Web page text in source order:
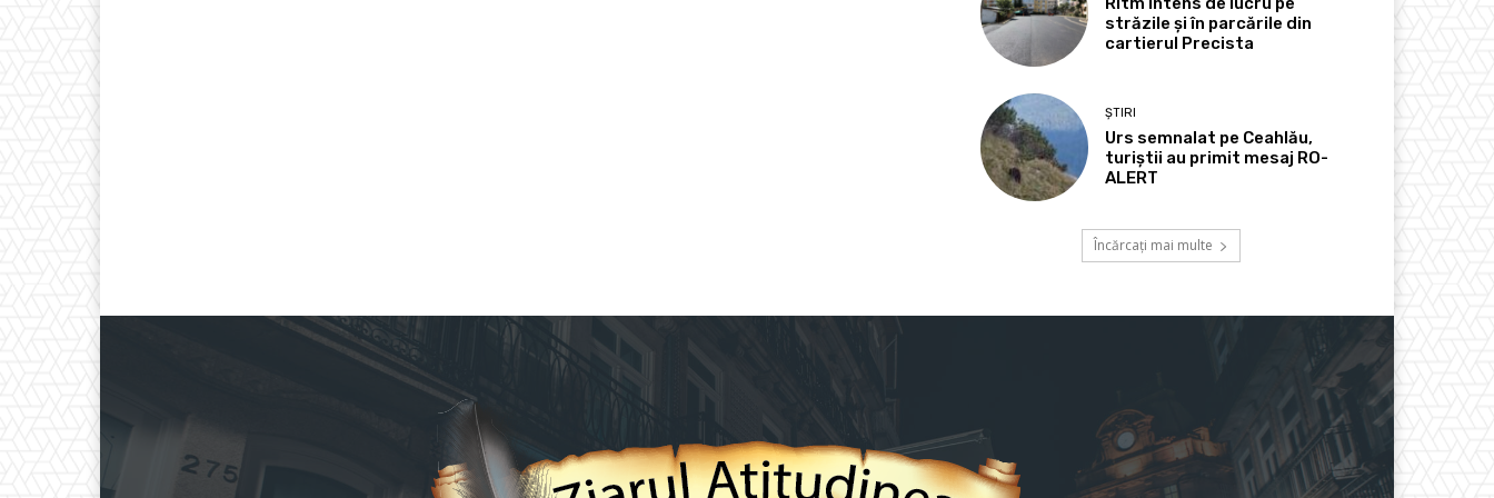
străzile și în parcările din
cartierul Precista
ȘTIRI
Urs semnalat pe Ceahlău,
turiștii au primit mesaj RO-
ALERT
Încărcați mai multe